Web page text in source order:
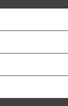
「泰山汕頭火鍋」